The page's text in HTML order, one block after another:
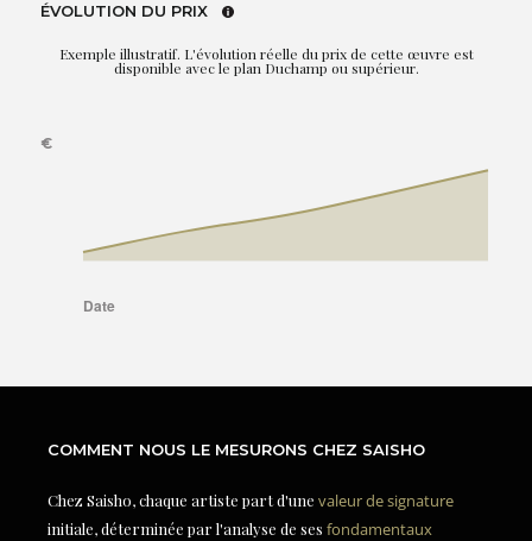
ÉVOLUTION DU PRIX
Exemple illustratif. L'évolution réelle du prix de cette œuvre est
disponible avec le plan Duchamp ou supérieur.
COMMENT NOUS LE MESURONS CHEZ SAISHO
Chez Saisho, chaque artiste part d'une valeur de signature
initiale, déterminée par l'analyse de ses fondamentaux